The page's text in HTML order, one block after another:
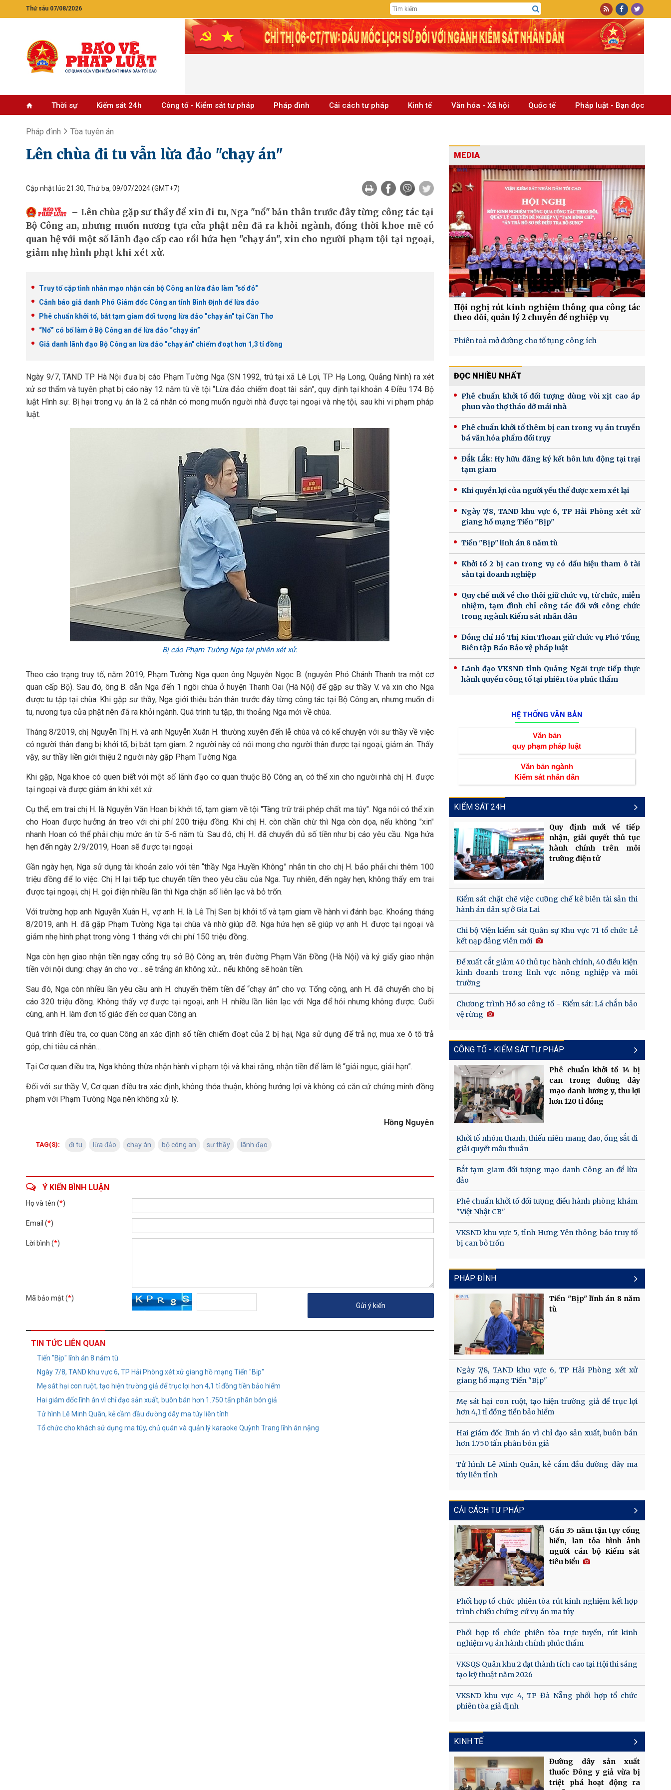
Thứ sáu 07/08/2026
Thời sự Kiểm sát 24h Công tố - Kiểm sát tư pháp Pháp đình Cải cách tư pháp Kinh tế Văn hóa - Xã hội Quốc tế Pháp luật - Bạn đọc
Pháp đình Tòa tuyên án
Lên chùa đi tu vẫn lừa đảo "chạy án"
Cập nhật lúc 21:30, Thứ ba, 09/07/2024(GMT+7)
Lên chùa gặp sư thầy để xin đi tu, Nga "nổ" bản thân trước đây từng công tác tại
Bộ Công an, nhưng muốn nương tựa cửa phật nên đã ra khỏi ngành, đồng thời khoe mẽ có
quan hệ với một số lãnh đạo cấp cao rồi hứa hẹn "chạy án", xin cho người phạm tội tại ngoại,
giảm nhẹ hình phạt khi xét xử.
Truy tố cặp tình nhân mạo nhận cán bộ Công an lừa đảo làm "sổ đỏ"
Cảnh báo giả danh Phó Giám đốc Công an tỉnh Bình Định để lừa đảo
Phê chuẩn khởi tố, bắt tạm giam đối tượng lừa đảo "chạy án" tại Cần Thơ
“Nổ” có bố làm ở Bộ Công an để lừa đảo “chạy án”
Giả danh lãnh đạo Bộ Công an lừa đảo "chạy án" chiếm đoạt hơn 1,3 tỉ đồng
Ngày 9/7, TAND TP Hà Nội đưa bị cáo Phạm Tường Nga (SN 1992, trú tại xã Lê Lợi, TP Hạ Long, Quảng Ninh) ra xét
xử sơ thẩm và tuyên phạt bị cáo này 12 năm tù về tội “Lừa đảo chiếm đoạt tài sản”, quy định tại khoản 4 Điều 174 Bộ
luật Hình sự. Bị hại trong vụ án là 2 cá nhân có mong muốn người nhà được tại ngoại và nhẹ tội, sau khi vi phạm pháp
luật.
Bị cáo Phạm Tường Nga tại phiên xét xử.
Theo cáo trạng truy tố, năm 2019, Phạm Tường Nga quen ông Nguyễn Ngọc B. (nguyên Phó Chánh Thanh tra một cơ
quan cấp Bộ). Sau đó, ông B. dẫn Nga đến 1 ngôi chùa ở huyện Thanh Oai (Hà Nội) để gặp sư thầy V. và xin cho Nga
được tu tập tại chùa. Khi gặp sư thầy, Nga giới thiệu bản thân trước đây từng công tác tại Bộ Công an, nhưng muốn đi
tu, nương tựa cửa phật nên đã ra khỏi ngành. Quá trình tu tập, thi thoảng Nga mới về chùa.
Tháng 8/2019, chị Nguyễn Thị H. và anh Nguyễn Xuân H. thường xuyên đến lễ chùa và có kể chuyện với sư thầy về việc
có người thân đang bị khởi tố, bị bắt tạm giam. 2 người này có nói mong cho người thân được tại ngoại, giảm án. Thấy
vậy, sư thầy liền giới thiệu 2 người này gặp Phạm Tường Nga.
Khi gặp, Nga khoe có quen biết với một số lãnh đạo cơ quan thuộc Bộ Công an, có thể xin cho người nhà chị H. được
tại ngoại và được giảm án khi xét xử.
Cụ thể, em trai chị H. là Nguyễn Văn Hoan bị khởi tố, tạm giam về tội "Tàng trữ trái phép chất ma túy". Nga nói có thể xin
cho Hoan được hưởng án treo với chi phí 200 triệu đồng. Khi chị H. còn chần chừ thì Nga còn dọa, nếu không "xin"
nhanh Hoan có thể phải chịu mức án từ 5-6 năm tù. Sau đó, chị H. đã chuyển đủ số tiền như bị cáo yêu cầu. Nga hứa
hẹn đến ngày 2/9/2019, Hoan sẽ được tại ngoại.
Gần ngày hẹn, Nga sử dụng tài khoản zalo với tên “thầy Nga Huyền Không” nhắn tin cho chị H. bảo phải chi thêm 100
triệu đồng để lo việc. Chị H lại tiếp tục chuyển tiền theo yêu cầu của Nga. Tuy nhiên, đến ngày hẹn, không thấy em trai
được tại ngoại, chị H. gọi điện nhiều lần thì Nga chặn số liên lạc và bỏ trốn.
Với trường hợp anh Nguyễn Xuân H., vợ anh H. là Lê Thị Sen bị khởi tố và tạm giam về hành vi đánh bạc. Khoảng tháng
8/2019, anh H. đã gặp Phạm Tường Nga tại chùa và nhờ giúp đỡ. Nga hứa hẹn sẽ giúp vợ anh H. được tại ngoại và
giảm nhẹ hình phạt trong vòng 1 tháng với chi phí 150 triệu đồng.
Nga còn hẹn giao nhận tiền ngay cổng trụ sở Bộ Công an, trên đường Phạm Văn Đồng (Hà Nội) và ký giấy giao nhận
tiền với nội dung: chạy án cho vợ… sẽ trắng án không xử… nếu không sẽ hoàn tiền.
Sau đó, Nga còn nhiều lần yêu cầu anh H. chuyển thêm tiền để “chạy án” cho vợ. Tổng cộng, anh H. đã chuyển cho bị
cáo 320 triệu đồng. Không thấy vợ được tại ngoại, anh H. nhiều lần liên lạc với Nga để hỏi nhưng không được. Cuối
cùng, anh H. làm đơn tố giác đến cơ quan Công an.
Quá trình điều tra, cơ quan Công an xác định số tiền chiếm đoạt của 2 bị hại, Nga sử dụng để trả nợ, mua xe ô tô trả
góp, chi tiêu cá nhân…
Tại Cơ quan điều tra, Nga không thừa nhận hành vi phạm tội và khai rằng, nhận tiền để làm lễ “giải ngục, giải hạn”.
Đối với sư thầy V., Cơ quan điều tra xác định, không thỏa thuận, không hưởng lợi và không có căn cứ chứng minh đồng
phạm với Phạm Tường Nga nên không xử lý.
Hồng Nguyên
TAG(S): đi tu lừa đảo chạy án bộ công an sự thầy lãnh đạo
Ý KIẾN BÌNH LUẬN
Họ và tên (*)
Email (*)
Lời bình (*)
Mã bảo mật (*)
TIN TỨC LIÊN QUAN
Tiến "Bịp" lĩnh án 8 năm tù
Ngày 7/8, TAND khu vực 6, TP Hải Phòng xét xử giang hồ mạng Tiến "Bịp"
Mẹ sát hại con ruột, tạo hiện trường giả để trục lợi hơn 4,1 tỉ đồng tiền bảo hiểm
Hai giám đốc lĩnh án vì chỉ đạo sản xuất, buôn bán hơn 1.750 tấn phân bón giả
Tử hình Lê Minh Quân, kẻ cầm đầu đường dây ma túy liên tỉnh
Tổ chức cho khách sử dụng ma túy, chủ quán và quản lý karaoke Quỳnh Trang lĩnh án nặng
MEDIA
Hội nghị rút kinh nghiệm thông qua công tác
theo dõi, quản lý 2 chuyên đề nghiệp vụ
Phiên toà mở đường cho tố tụng công ích
ĐỌC NHIỀU NHẤT
Phê chuẩn khởi tố đối tượng dùng vòi xịt cao áp
phun vào thợ tháo dỡ mái nhà
Phê chuẩn khởi tố thêm bị can trong vụ án truyền
bá văn hóa phẩm đồi trụy
Đắk Lắk: Hy hữu đăng ký kết hôn lưu động tại trại
tạm giam
Khi quyền lợi của người yếu thế được xem xét lại
Ngày 7/8, TAND khu vực 6, TP Hải Phòng xét xử
giang hồ mạng Tiến "Bịp"
Tiến "Bịp" lĩnh án 8 năm tù
Khởi tố 2 bị can trong vụ có dấu hiệu tham ô tài
sản tại doanh nghiệp
Quy chế mới về cho thôi giữ chức vụ, từ chức, miễn
nhiệm, tạm đình chỉ công tác đối với công chức
trong ngành Kiểm sát nhân dân
Đồng chí Hồ Thị Kim Thoan giữ chức vụ Phó Tổng
Biên tập Báo Bảo vệ pháp luật
Lãnh đạo VKSND tỉnh Quảng Ngãi trực tiếp thực
hành quyền công tố tại phiên tòa phúc thẩm
HỆ THỐNG VĂN BẢN
Văn bản
quy phạm pháp luật
Văn bản ngành
Kiểm sát nhân dân
KIỂM SÁT 24H
Quy định mới về tiếp
nhận, giải quyết thủ tục
hành chính trên môi
trường điện tử
Kiểm sát chặt chẽ việc cưỡng chế kê biên tài sản thi
hành án dân sự ở Gia Lai
Chi bộ Viện kiểm sát Quân sự Khu vực 71 tổ chức Lễ
kết nạp đảng viên mới
Đề xuất cắt giảm 40 thủ tục hành chính, 40 điều kiện
kinh doanh trong lĩnh vực nông nghiệp và môi
trường
Chương trình Hồ sơ công tố - Kiểm sát: Lá chắn bảo
vệ rừng
CÔNG TỐ - KIỂM SÁT TƯ PHÁP
Phê chuẩn khởi tố 14 bị
can trong đường dây
mạo danh lương y, thu lợi
hơn 120 tỉ đồng
Khởi tố nhóm thanh, thiếu niên mang đao, ống sắt đi
giải quyết mâu thuẫn
Bắt tạm giam đối tượng mạo danh Công an để lừa
đảo
Phê chuẩn khởi tố đối tượng điều hành phòng khám
"Việt Nhật CB"
VKSND khu vực 5, tỉnh Hưng Yên thông báo truy tố
bị can bỏ trốn
PHÁP ĐÌNH
Tiến "Bịp" lĩnh án 8 năm
tù
Ngày 7/8, TAND khu vực 6, TP Hải Phòng xét xử
giang hồ mạng Tiến "Bịp"
Mẹ sát hại con ruột, tạo hiện trường giả để trục lợi
hơn 4,1 tỉ đồng tiền bảo hiểm
Hai giám đốc lĩnh án vì chỉ đạo sản xuất, buôn bán
hơn 1.750 tấn phân bón giả
Tử hình Lê Minh Quân, kẻ cầm đầu đường dây ma
túy liên tỉnh
CẢI CÁCH TƯ PHÁP
Gần 35 năm tận tụy cống
hiến, lan tỏa hình ảnh
người cán bộ Kiểm sát
tiêu biểu
Phối hợp tổ chức phiên tòa rút kinh nghiệm kết hợp
trình chiếu chứng cứ vụ án ma túy
Phối hợp tổ chức phiên tòa trực tuyến, rút kinh
nghiệm vụ án hành chính phúc thẩm
VKSQS Quân khu 2 đạt thành tích cao tại Hội thi sáng
tạo kỹ thuật năm 2026
VKSND khu vực 4, TP Đà Nẵng phối hợp tổ chức
phiên tòa giả định
KINH TẾ
Đường dây sản xuất
thuốc Đông y giả vừa bị
triệt phá hoạt động ra